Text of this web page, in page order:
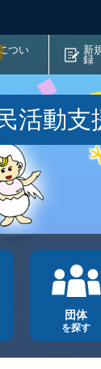
つい
新
録
活動
団体
を探す